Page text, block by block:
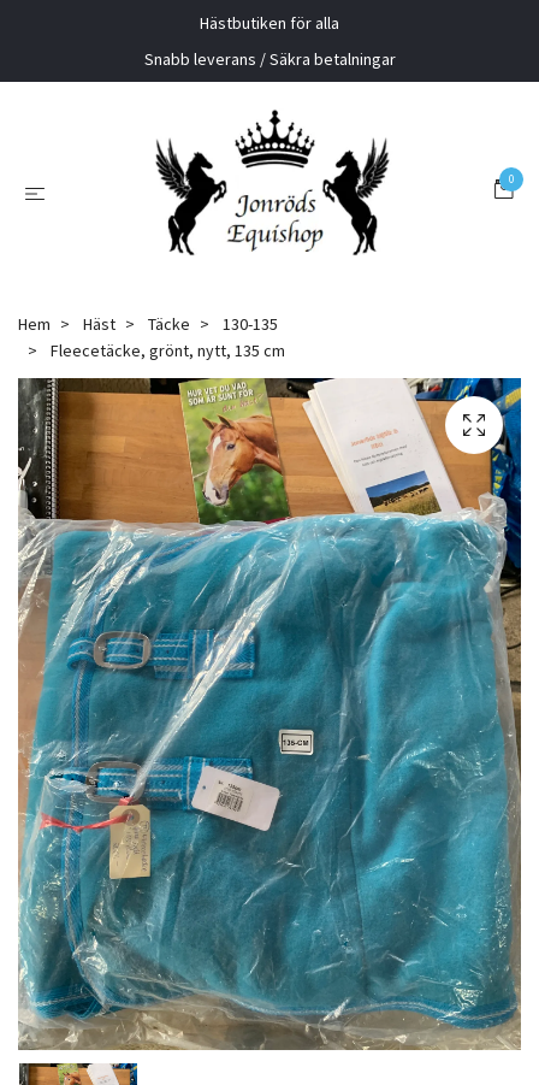
Hästbutiken för alla
Snabb leverans / Säkra betalningar
0
Hem Häst Täcke
130-135
Fleecetäcke, grönt, nytt, 135 cm